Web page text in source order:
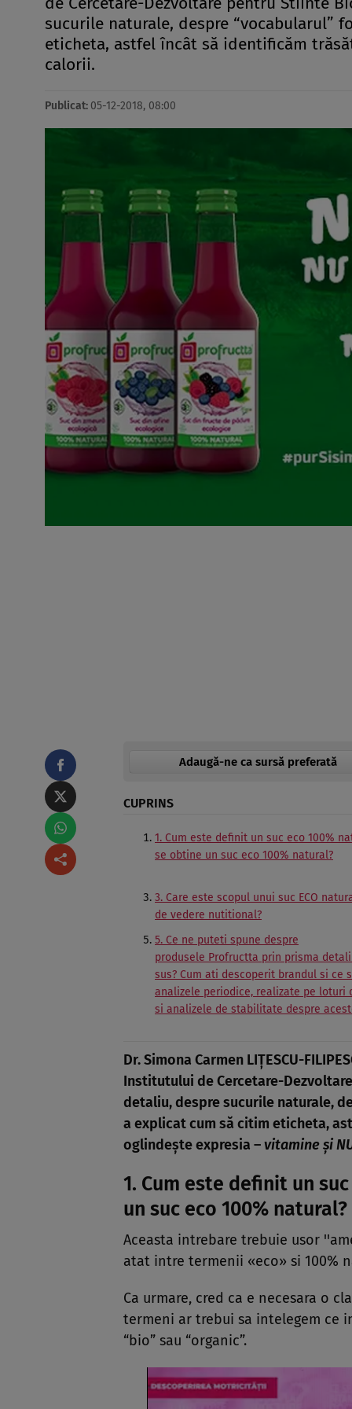
sucurile naturale, despre “vocabularul”
eticheta, astfel încât să identificăm
calorii.
Publicat: 05-12-2018, 08:00
Adaugă-ne ca sursă preferată
CUPRINS
1. Cum este definit un suc eco 100%
se obtine un suc eco 100% natural?
3. Care este scopul unui suc ECO
de vedere nutitional?
5. Ce ne puteti spune despre
produsele Profructta prin prisma
sus? Cum ati descoperit brandul si ce
analizele periodice, realizate pe loturi
si analizele de stabilitate despre
Dr. Simona Carmen LIŢESCU-
Institutului de Cercetare-
detaliu, despre sucurile naturale,
a explicat cum să citim eticheta,
oglindeşte expresia –vitamine şi
1. Cum este definit un
un suc eco 100% natural?
Aceasta intrebare trebuie usor
atat intre termenii «eco» si 100%
Ca urmare, cred ca e necesara o
termeni ar trebui sa intelegem ce
“bio” sau “organic”.